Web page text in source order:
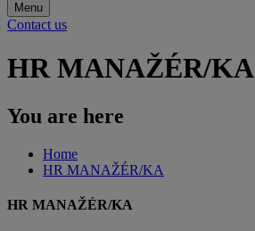
Menu
Contact us
HR MANAŽÉR/KA
You are here
Home
HR MANAŽÉR/KA
HR MANAŽÉR/KA